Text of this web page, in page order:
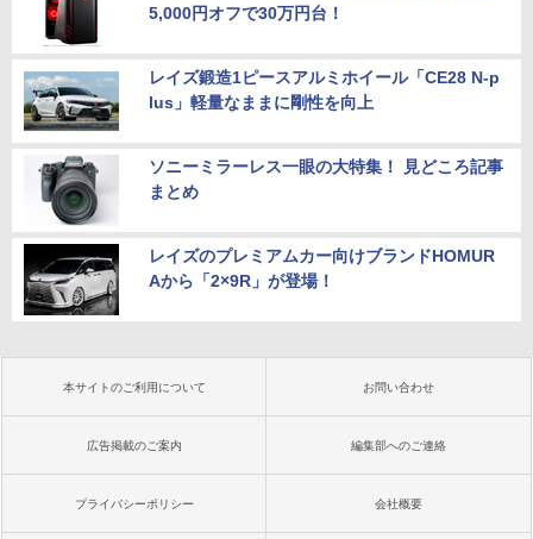
5,000円オフで30万円台！
レイズ鍛造1ピースアルミホイール「CE28 N-p
lus」軽量なままに剛性を向上
ソニーミラーレス一眼の大特集！ 見どころ記事
まとめ
レイズのプレミアムカー向けブランドHOMUR
Aから「2×9R」が登場！
本サイトのご利用について お問い合わせ
広告掲載のご案内 編集部へのご連絡
プライバシーポリシー 会社概要